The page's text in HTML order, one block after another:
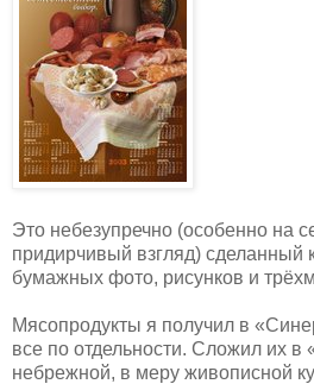
Это небезупречно (особенно на
придирчивый взгляд)
бумажных фото, рисунков и
Мясопродукты я получил в
все по отдельности. Сложил их
небрежной, в меру живописной